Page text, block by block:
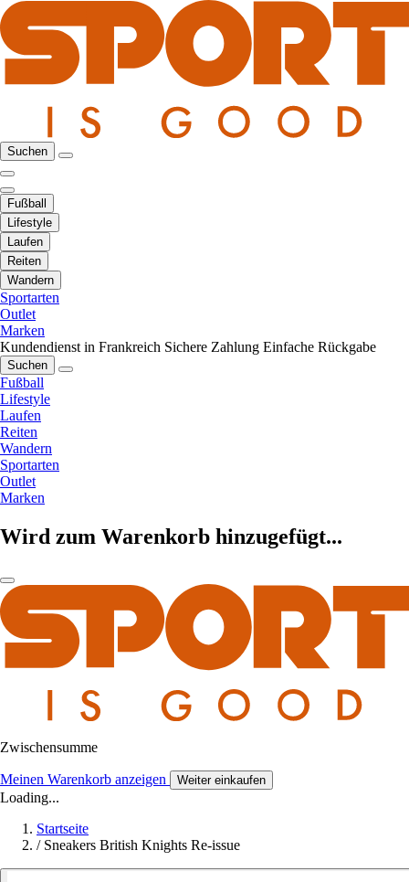
Suchen
Fußball
Lifestyle
Laufen
Reiten
Wandern
Sportarten
Outlet
Marken
Kundendienst in Frankreich Sichere Zahlung Einfache Rückgabe
Suchen
Fußball
Lifestyle
Laufen
Reiten
Wandern
Sportarten
Outlet
Marken
Wird zum Warenkorb hinzugefügt...
Zwischensumme
Meinen Warenkorb anzeigen Weiter einkaufen
Loading...
Startseite
/ Sneakers British Knights Re-issue